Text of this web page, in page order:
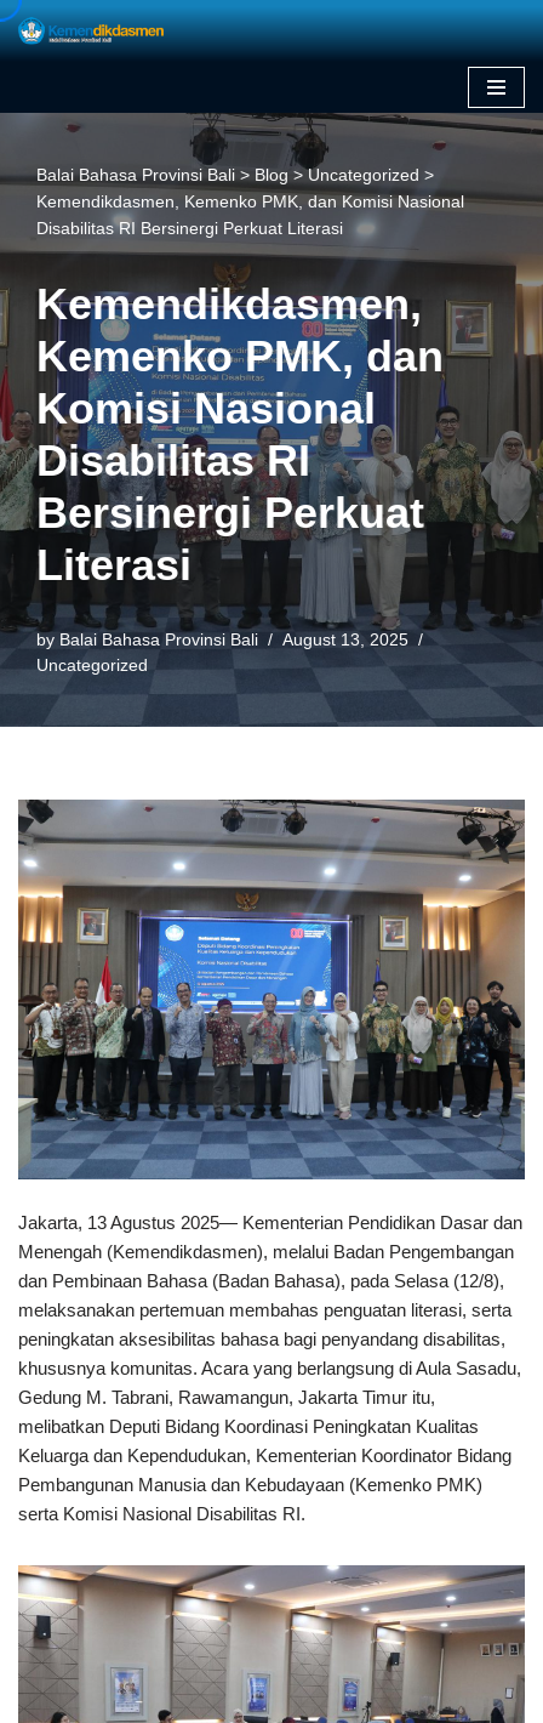
content
Balai Bahasa Provinsi Bali > Blog >Uncategorized >
Kemendikdasmen, Kemenko PMK, dan Komisi Nasional
Disabilitas RI Bersinergi Perkuat Literasi
Kemendikdasmen,
Kemenko PMK, dan
Komisi Nasional
Disabilitas RI
Bersinergi Perkuat
Literasi
by Balai Bahasa Provinsi Bali
August 13, 2025
Uncategorized
Jakarta, 13 Agustus 2025— Kementerian Pendidikan Dasar dan
Menengah (Kemendikdasmen), melalui Badan Pengembangan
dan Pembinaan Bahasa (Badan Bahasa), pada Selasa (12/8),
melaksanakan pertemuan membahas penguatan literasi, serta
peningkatan aksesibilitas bahasa bagi penyandang disabilitas,
khususnya komunitas. Acara yang berlangsung di Aula Sasadu,
Gedung M. Tabrani, Rawamangun, Jakarta Timur itu,
melibatkan Deputi Bidang Koordinasi Peningkatan Kualitas
Keluarga dan Kependudukan, Kementerian Koordinator Bidang
Pembangunan Manusia dan Kebudayaan (Kemenko PMK)
serta Komisi Nasional Disabilitas RI.